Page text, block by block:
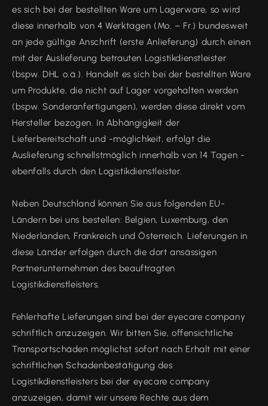
es sich bei der bestellten Ware um Lagerware, so wird
diese innerhalb von 4 Werktagen (Mo. – Fr.) bundesweit
an jede gültige Anschrift (erste Anlieferung) durch einen
mit der Auslieferung betrauten Logistikdienstleister
(bspw. DHL o.ä.). Handelt es sich bei der bestellten Ware
um Produkte, die nicht auf Lager vorgehalten werden
(bspw. Sonderanfertigungen), werden diese direkt vom
Hersteller bezogen. In Abhängigkeit der
Lieferbereitschaft und -möglichkeit, erfolgt die
Auslieferung schnellstmöglich innerhalb von 14 Tagen -
ebenfalls durch den Logistikdienstleister.
Neben Deutschland können Sie aus folgenden EU-
Ländern bei uns bestellen: Belgien, Luxemburg, den
Niederlanden, Frankreich und Österreich. Lieferungen in
diese Länder erfolgen durch die dort ansässigen
Partnerunternehmen des beauftragten
Logistikdienstleisters.
Fehlerhafte Lieferungen sind bei der eyecare company
schriftlich anzuzeigen. Wir bitten Sie, offensichtliche
Transportschäden möglichst sofort nach Erhalt mit einer
schriftlichen Schadenbestätigung des
Logistikdienstleisters bei der eyecare company
anzuzeigen, damit wir unsere Rechte aus dem